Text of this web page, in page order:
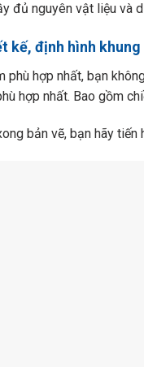
đủ nguyên vật liệu và
kế, định hình khung
phù hợp nhất, bạn
hợp nhất. Bao gồm
bản vẽ, bạn hãy tiến